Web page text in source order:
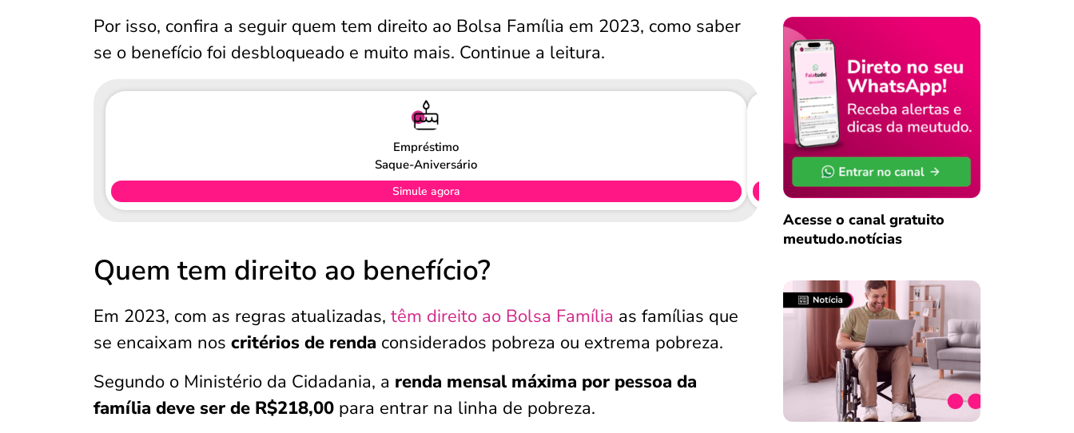
Por isso, confira a seguir quem tem direito ao Bolsa Família em 2023, como saber
se o benefício foi desbloqueado e muito mais. Continue a leitura.
Empréstimo
Saque-Aniversário
Simule agora
Quem tem direito ao benefício?
Em 2023, com as regras atualizadas, têm direito ao Bolsa Família as famílias que
se encaixam nos critérios de renda considerados pobreza ou extrema pobreza.
Segundo o Ministério da Cidadania, a renda mensal máxima por pessoa da
família deve ser de R$218,00 para entrar na linha de pobreza.
Acesse o canal gratuito
meutudo.notícias